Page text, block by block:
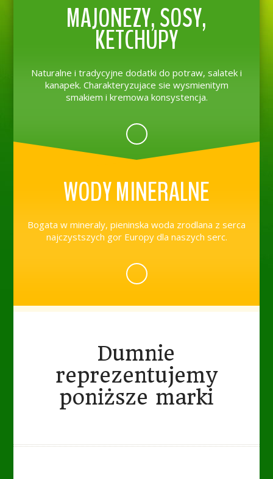
MAJONEZY, SOSY,
KETCHUPY
Naturalne i tradycyjne dodatki do potraw, salatek i
kanapek. Charakteryzujace sie wysmienitym
smakiem i kremowa konsystencja.
WODY MINERALNE
Bogata w mineraly, pieninska woda zrodlana z serca
najczystszych gor Europy dla naszych serc.
Dumnie
reprezentujemy
poniższe marki